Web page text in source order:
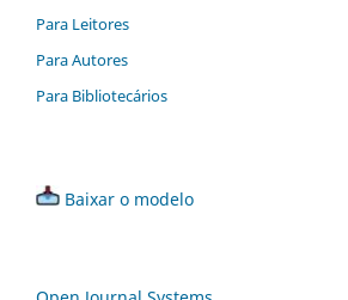
Para Leitores
Para Autores
Para Bibliotecários
Baixar o modelo